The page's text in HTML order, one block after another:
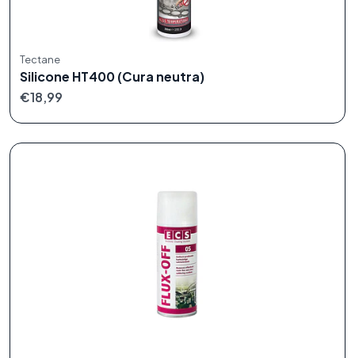
Tectane
Silicone HT400 (Cura neutra)
€18,99